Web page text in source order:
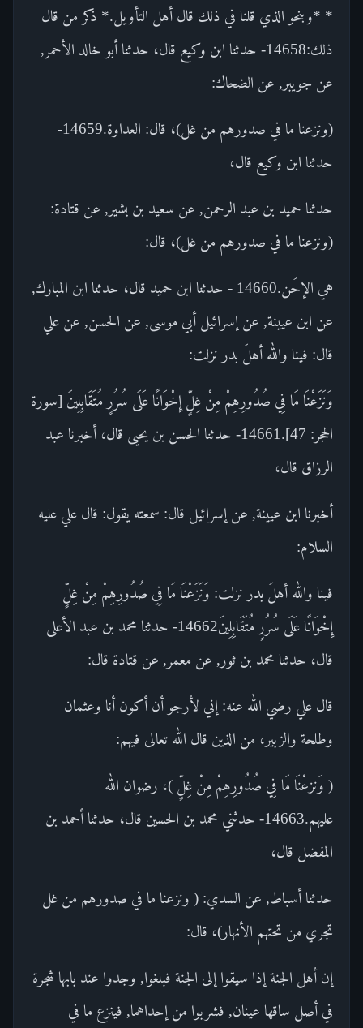
* *وبنحو الذي قلنا في ذلك قال أهل التأويل.* ذكر من قال
ذلك:14658- حدثنا ابن وكيع قال، حدثنا أبو خالد الأحمر,
عن جويبر, عن الضحاك:
(ونزعنا ما في صدورهم من غل)، قال: العداوة.14659-
حدثنا ابن وكيع قال،
حدثنا حميد بن عبد الرحمن, عن سعيد بن بشير, عن قتادة:
(ونزعنا ما في صدورهم من غل)، قال:
هي الإحَن.14660 - حدثنا ابن حميد قال، حدثنا ابن المبارك,
عن ابن عيينة, عن إسرائيل أبي موسى, عن الحسن, عن علي
قال: فينا والله أهلَ بدر نزلت:
وَنَزَعْنَا مَا فِي صُدُورِهِمْ مِنْ غِلٍّ إِخْوَانًا عَلَى سُرُرٍ مُتَقَابِلِينَ [سورة
الحجر: 47].14661- حدثنا الحسن بن يحيى قال، أخبرنا عبد
الرزاق قال،
أخبرنا ابن عيينة, عن إسرائيل قال: سمعته يقول: قال علي عليه
السلام:
فينا والله أهلَ بدر نزلت: وَنَزَعْنَا مَا فِي صُدُورِهِمْ مِنْ غِلٍّ
إِخْوَانًا عَلَى سُرُرٍ مُتَقَابِلِينَ14662- حدثنا محمد بن عبد الأعلى
قال، حدثنا محمد بن ثور, عن معمر, عن قتادة قال:
قال علي رضي الله عنه: إني لأرجو أن أكون أنا وعثمان
وطلحة والزبير، من الذين قال الله تعالى فيهم:
( وَنزعْنَا مَا فِي صُدُورِهِمْ مِنْ غِلٍّ )، رضوان الله
عليهم.14663- حدثني محمد بن الحسين قال، حدثنا أحمد بن
المفضل قال،
حدثنا أسباط, عن السدي: ( ونزعنا ما في صدورهم من غل
تجري من تحتهم الأنهار)، قال:
إن أهل الجنة إذا سيقوا إلى الجنة فبلغوا, وجدوا عند بابها شجرة
في أصل ساقها عينان, فشربوا من إحداهما, فينزع ما في